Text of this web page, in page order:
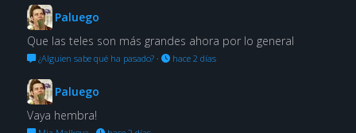
Paluego
Que las teles son más grandes ahora por lo general
¿Alguien sabe qué ha pasado?· hace 2 días
Paluego
Vaya hembra!